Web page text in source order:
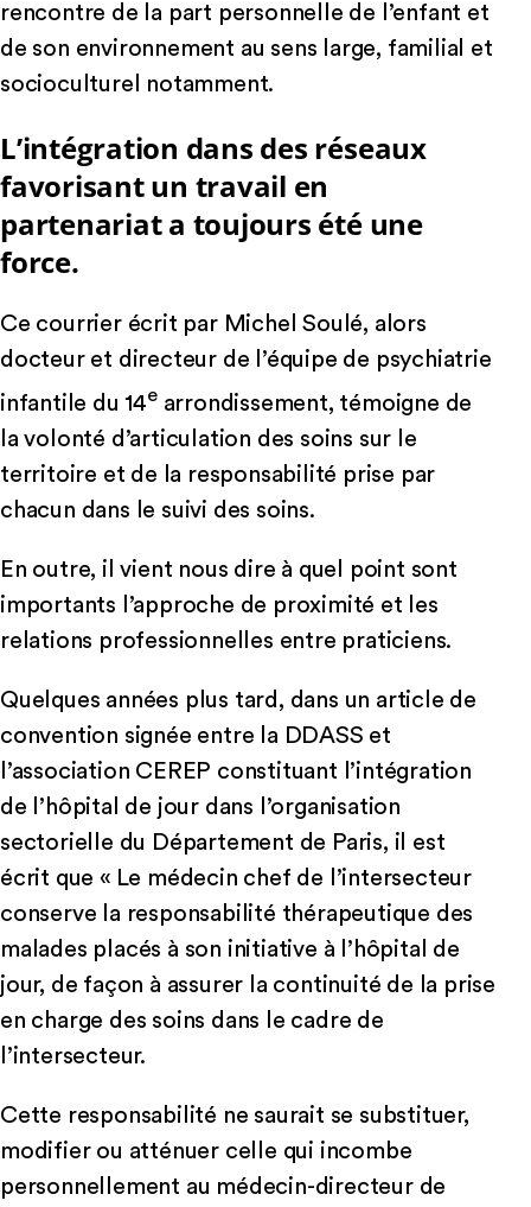
rencontre de la part personnelle de l’enfant et
de son environnement au sens large, familial et
socioculturel notamment.
L’intégration dans des réseaux
favorisant un travail en
partenariat a toujours été une
force.
Ce courrier écrit par Michel Soulé, alors
docteur et directeur de l’équipe de psychiatrie
infantile du 14earrondissement, témoigne de
la volonté d’articulation des soins sur le
territoire et de la responsabilité prise par
chacun dans le suivi des soins.
En outre, il vient nous dire à quel point sont
importants l’approche de proximité et les
relations professionnelles entre praticiens.
Quelques années plus tard, dans un article de
convention signée entre la DDASS et
l’association CEREP constituant l’intégration
de l’hôpital de jour dans l’organisation
sectorielle du Département de Paris, il est
écrit que « Le médecin chef de l’intersecteur
conserve la responsabilité thérapeutique des
malades placés à son initiative à l’hôpital de
jour, de façon à assurer la continuité de la prise
en charge des soins dans le cadre de
l’intersecteur.
Cette responsabilité ne saurait se substituer,
modifier ou atténuer celle qui incombe
personnellement au médecin-directeur de